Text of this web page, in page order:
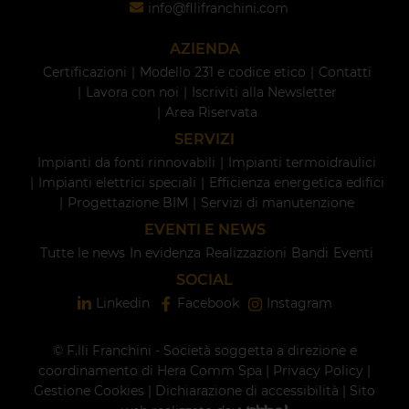
info@fllifranchini.com
AZIENDA
Certificazioni Modello 231 e codice etico
Contatti
Lavora con noi
Iscriviti alla Newsletter
Area Riservata
SERVIZI
Impianti da fonti rinnovabili
Impianti termoidraulici
Impianti elettrici speciali
Efficienza energetica edifici
Progettazione BIM
Servizi di manutenzione
EVENTI E NEWS
Tutte le news In evidenza Realizzazioni Bandi Eventi
SOCIAL
Linkedin Facebook Instagram
© F.lli Franchini - Società soggetta a direzione e
coordinamento di Hera Comm Spa | Privacy Policy |
Gestione Cookies | Dichiarazione di accessibilità | Sito